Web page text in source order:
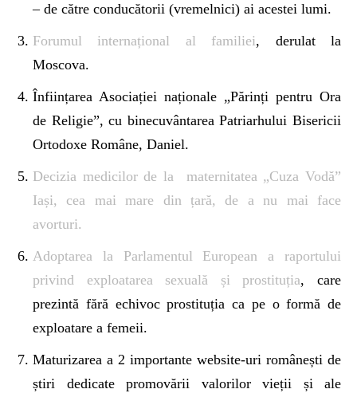
– de către conducătorii (vremelnici) ai acestei lumi.
Forumul internațional al familiei, derulat la
Moscova.
Înființarea Asociației naționale „Părinți pentru Ora
de Religie”, cu binecuvântarea Patriarhului Bisericii
Ortodoxe Române, Daniel.
Decizia medicilor de la maternitatea „Cuza Vodă”
Iași, cea mai mare din țară, de a nu mai face
avorturi.
Adoptarea la Parlamentul European a raportului
privind exploatarea sexuală și prostituția, care
prezintă fără echivoc prostituția ca pe o formă de
exploatare a femeii.
Maturizarea a 2 importante website-uri românești de
știri dedicate promovării valorilor vieții și ale